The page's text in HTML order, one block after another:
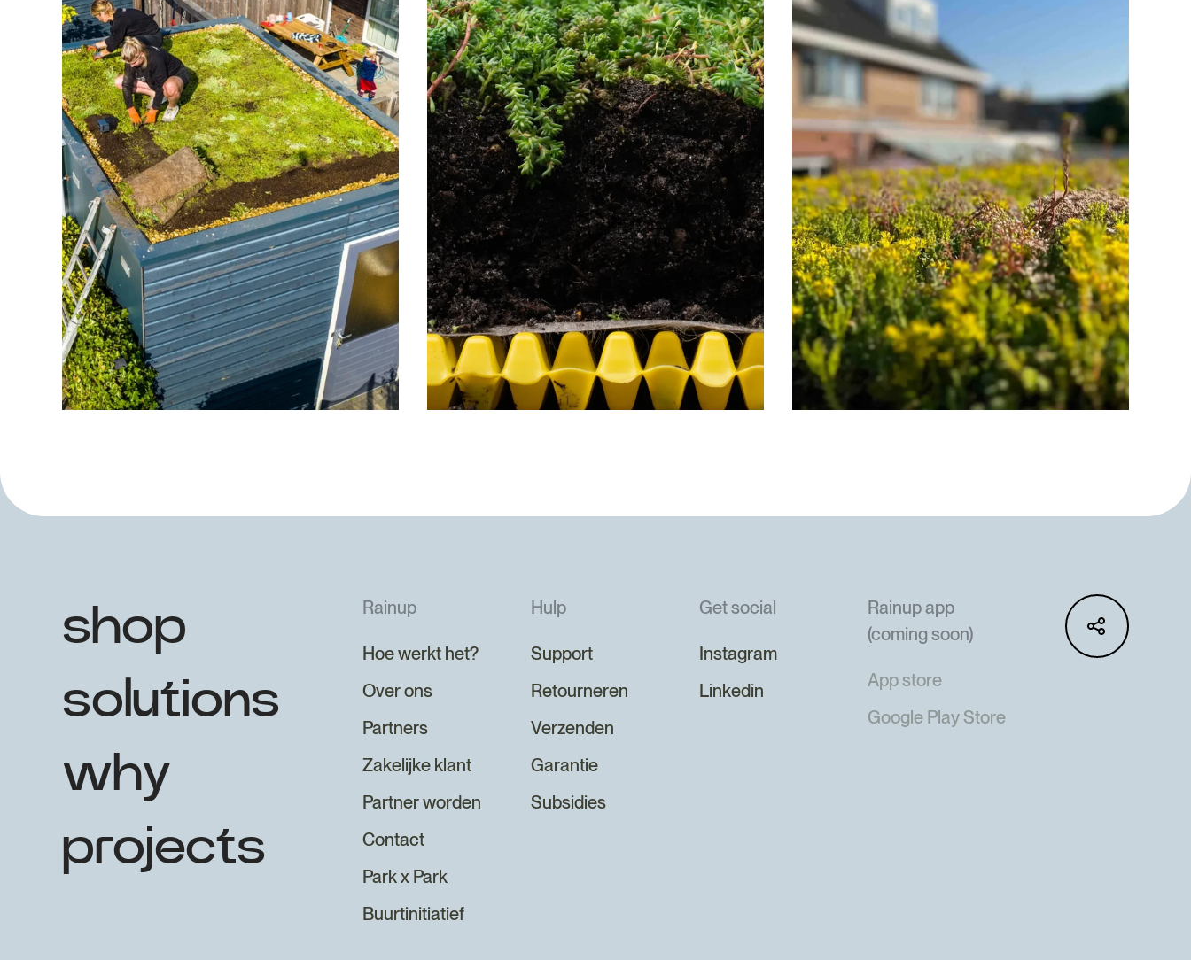
shop
solutions
why
projects
Rainup
Hoe werkt het?
Over ons
Partners
Zakelijke klant
Partner worden
Contact
Park x Park
Buurtinitiatief
Hulp
Support
Retourneren
Verzenden
Garantie
Subsidies
Get social
Instagram
Linkedin
Rainup app
(coming soon)
App store
Google Play Store